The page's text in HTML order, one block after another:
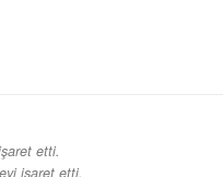
etti.
işaret etti.